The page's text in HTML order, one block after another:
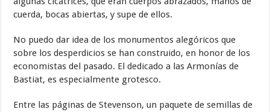
cuerda, bocas abiertas, y supe de ellos.
No puedo dar idea de los monumentos alegóricos que
sobre los desperdicios se han construido, en honor de los
economistas del pasado. El dedicado a las Armonías de
Bastiat, es especialmente grotesco.
Entre las páginas de Stevenson, un paquete de semillas de